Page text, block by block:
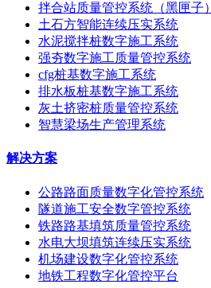
拌合站质量管控系统（黑匣子）
土石方智能连续压实系统
水泥搅拌桩数字施工系统
强夯数字施工质量管控系统
cfg桩基数字施工系统
排水板桩基数字施工系统
灰土挤密桩质量管控系统
智慧梁场生产管理系统
解决方案
公路路面质量数字化管控系统
隧道施工安全数字管控系统
铁路路基填筑质量管控系统
水电大坝填筑连续压实系统
机场建设数字化管控系统
地铁工程数字化管控平台